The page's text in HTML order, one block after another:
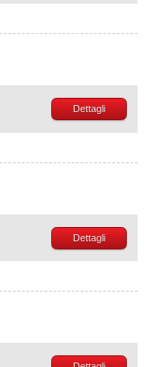
Dettagli
Dettagli